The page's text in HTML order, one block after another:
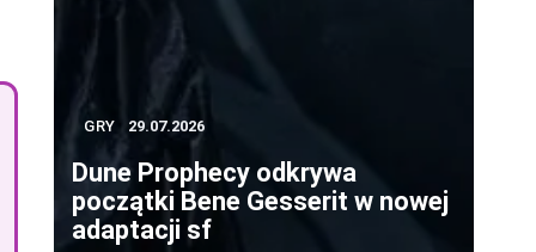
GRY 29.07.2026
Dune Prophecy odkrywa
początki Bene Gesserit w nowej
adaptacji sf